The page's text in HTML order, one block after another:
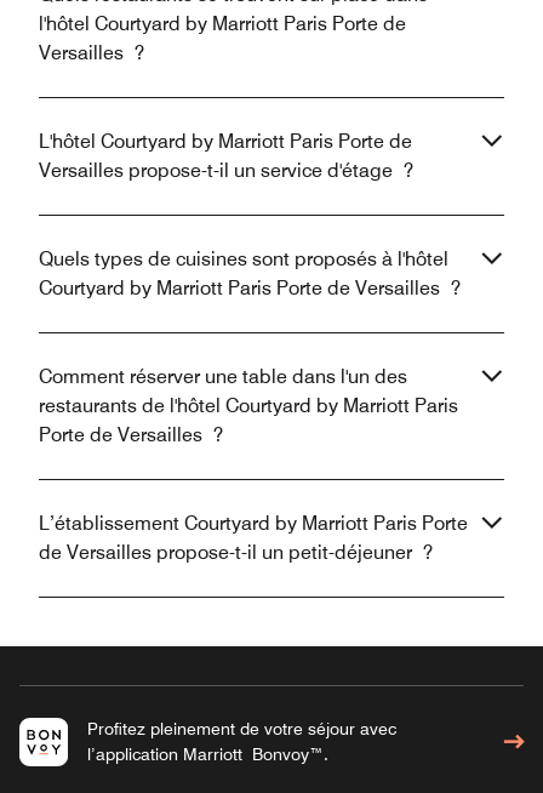
l'hôtel Courtyard by Marriott Paris Porte de
Versailles ?
L'hôtel Courtyard by Marriott Paris Porte de
Versailles propose-t-il un service d'étage ?
Quels types de cuisines sont proposés à l'hôtel
Courtyard by Marriott Paris Porte de Versailles ?
Comment réserver une table dans l'un des
restaurants de l'hôtel Courtyard by Marriott Paris
Porte de Versailles ?
L’établissement Courtyard by Marriott Paris Porte
de Versailles propose-t-il un petit-déjeuner ?
Profitez pleinement de votre séjour avec
l’application Marriott Bonvoy™.